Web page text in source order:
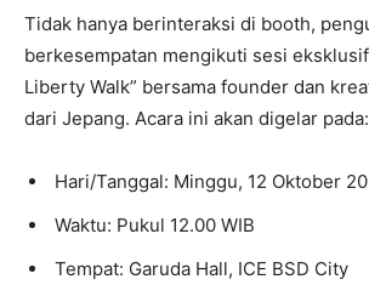
Tidak hanya berinteraksi di booth,
berkesempatan mengikuti sesi
Liberty Walk” bersama founder dan
dari Jepang. Acara ini akan digelar pada:
⁠Hari/Tanggal: Minggu, 12 Oktober
⁠ ⁠Waktu: Pukul 12.00 WIB
⁠ ⁠Tempat: Garuda Hall, ICE BSD City